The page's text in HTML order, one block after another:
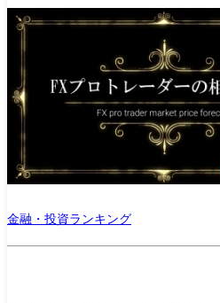
金融・投資ランキング